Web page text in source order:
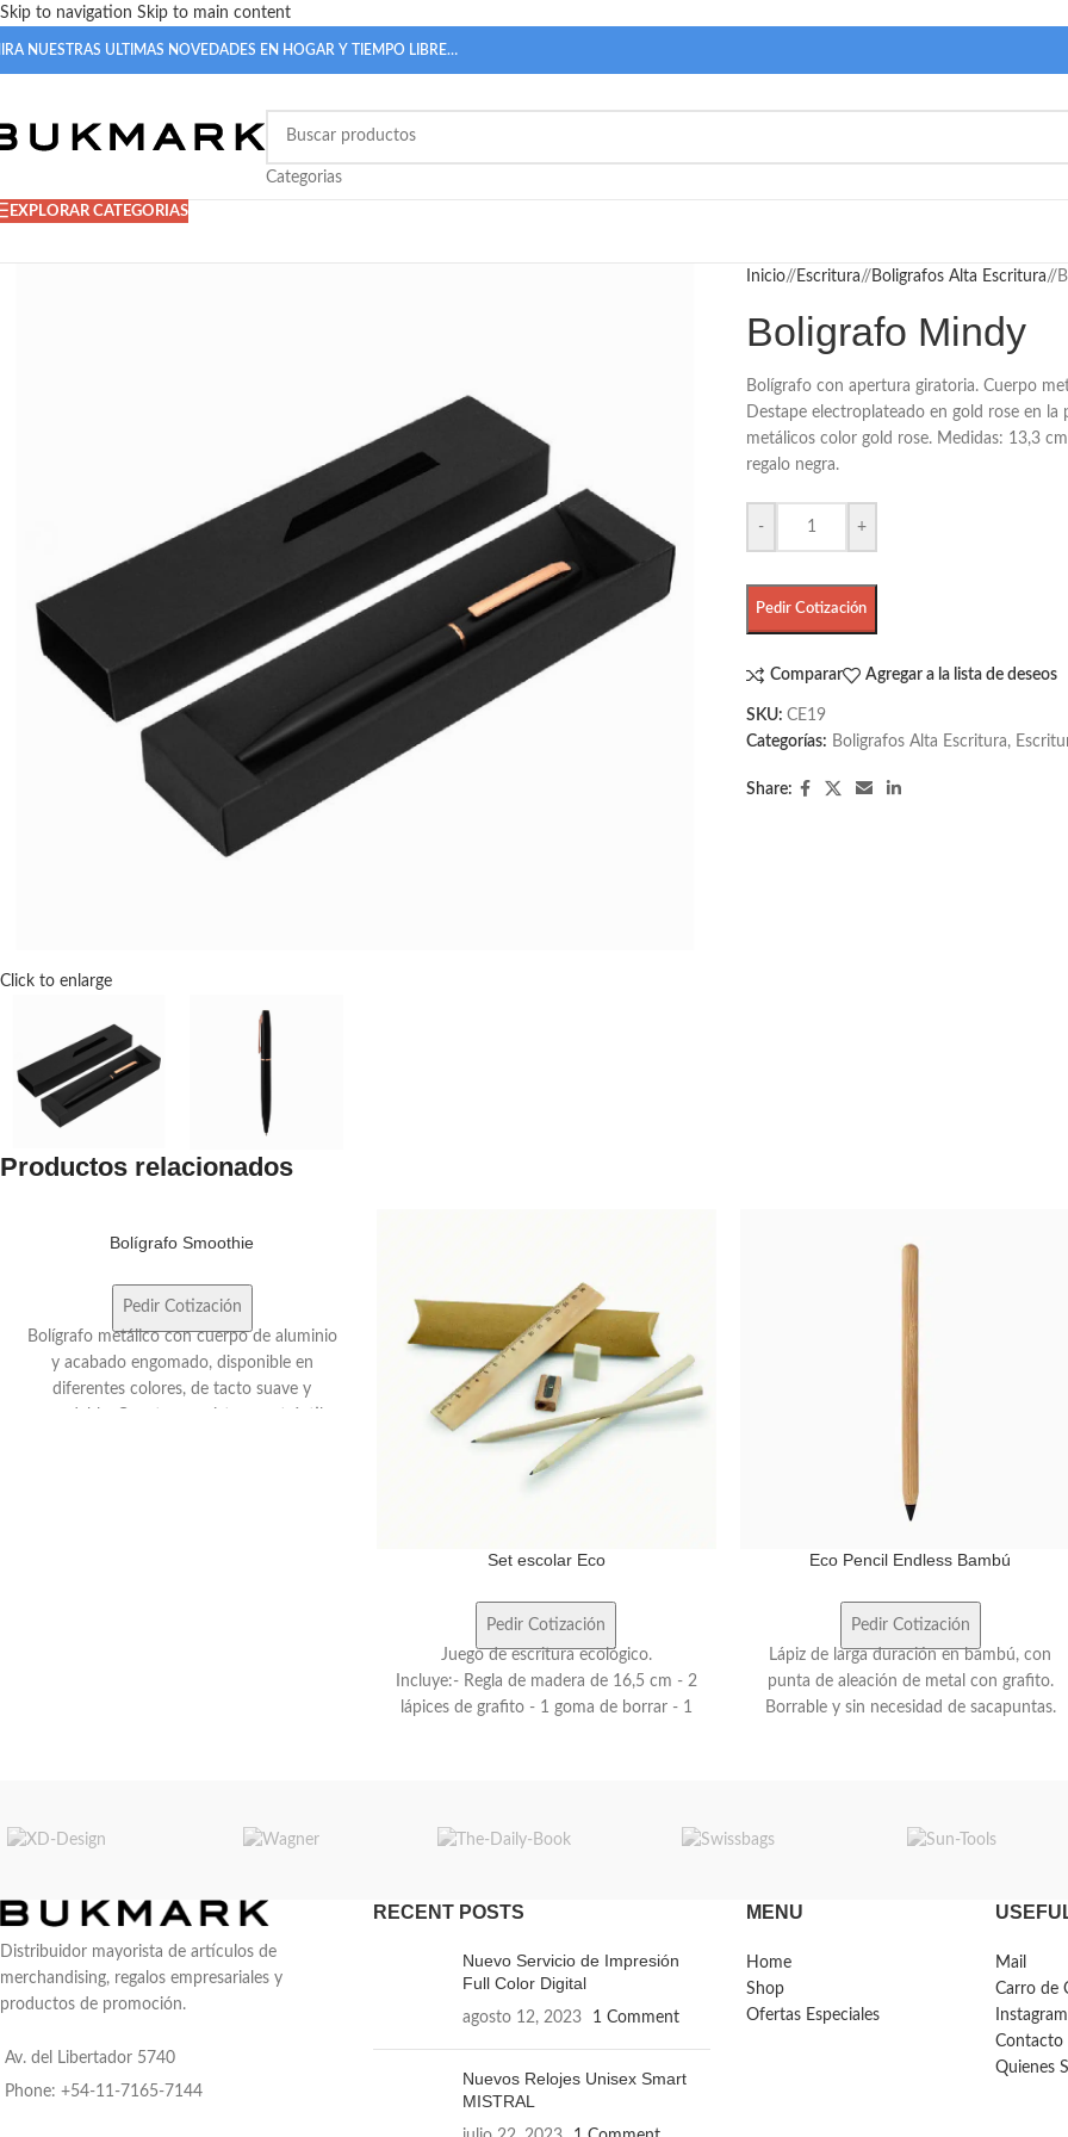
Skip to navigation Skip to main content
NUESTRAS ULTIMAS NOVEDADES EN HOGAR Y TIEMPO LIBRE…
Categorias
EXPLORAR CATEGORIAS
Click to enlarge
Inicio/ Escritura/ Boligrafos Alta Escritura/
Boligrafo Mindy
Bolígrafo con apertura giratoria. Cuerpo
Destape electroplateado en gold rose en la
metálicos color gold rose. Medidas: 13,3
regalo negra.
- +
Pedir Cotización
Comparar Agregar a la lista de deseos
SKU: CE19
Categorías: Boligrafos Alta Escritura,
Share:
Productos relacionados
Bolígrafo Smoothie
Pedir Cotización
Bolígrafo metálico con cuerpo de aluminio
y acabado engomado, disponible en
diferentes colores, de tacto suave y
Set escolar Eco
Pedir Cotización
Juego de escritura ecológico.
Incluye:- Regla de madera de 16,5 cm - 2
lápices de grafito - 1 goma de borrar - 1
Eco Pencil Endless Bambú
Pedir Cotización
Lápiz de larga duración en bambú, con
punta de aleación de metal con grafito.
Borrable y sin necesidad de sacapuntas.
Distribuidor mayorista de artículos de
merchandising, regalos empresariales y
productos de promoción.
Av. del Libertador 5740
Phone: +54-11-7165-7144
RECENT POSTS
Nuevo Servicio de Impresión
Full Color Digital
agosto 12, 2023 1 Comment
Nuevos Relojes Unisex Smart
MISTRAL
MENU
Home
Shop
Ofertas Especiales
Mail
Carro de
Instagram
Contacto
Quienes